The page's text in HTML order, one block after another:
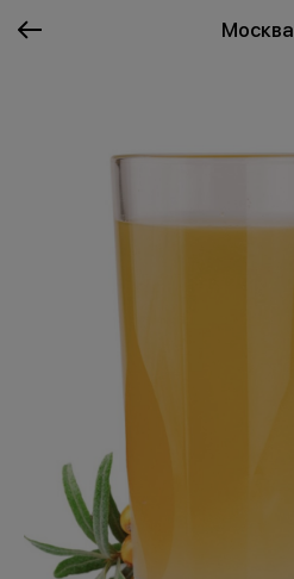
Москва